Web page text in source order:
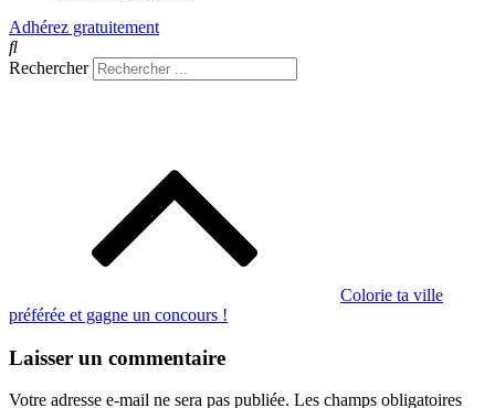
Adhérez gratuitement
Rechercher
Colorie ta ville
préférée et gagne un concours !
Laisser un commentaire
Votre adresse e-mail ne sera pas publiée. Les champs obligatoires